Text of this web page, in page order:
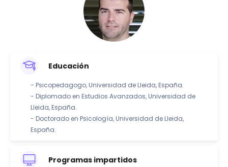
Educación
- Psicopedagogo, Universidad de Lleida, España.
- Diplomado en Estudios Avanzados, Universidad de
Lleida, España.
- Doctorado en Psicología, Universidad de Lleida,
España.
Programas impartidos